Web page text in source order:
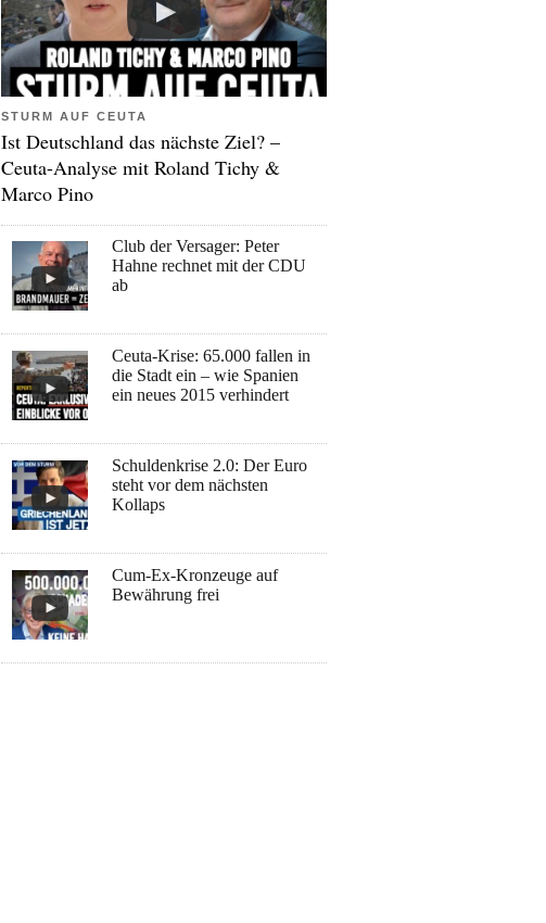
STURM AUF CEUTA
Ist Deutschland das nächste Ziel? –
Ceuta-Analyse mit Roland Tichy &
Marco Pino
Club der Versager: Peter
Hahne rechnet mit der CDU
ab
Ceuta-Krise: 65.000 fallen in
die Stadt ein – wie Spanien
ein neues 2015 verhindert
Schuldenkrise 2.0: Der Euro
steht vor dem nächsten
Kollaps
Cum-Ex-Kronzeuge auf
Bewährung frei